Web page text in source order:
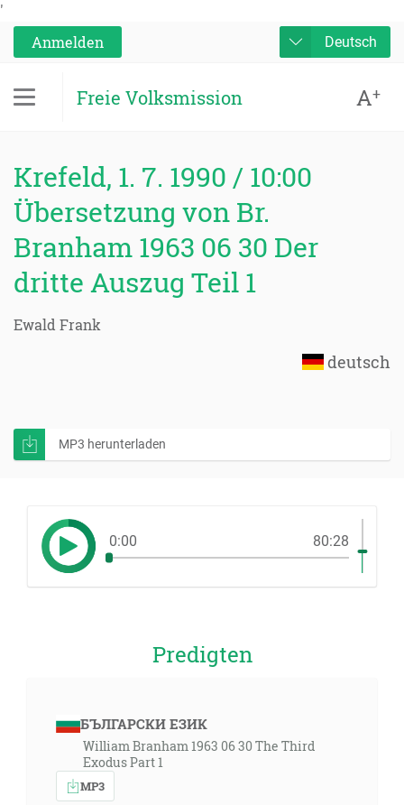
'
Anmelden
Deutsch
Freie Volksmission A+
Krefeld, 1. 7. 1990 / 10:00
Übersetzung von Br.
Branham 1963 06 30 Der
dritte Auszug Teil 1
Ewald Frank
deutsch
MP3 herunterladen
0:00 80:28
Predigten
БЪЛГАРСКИ ЕЗИК
William Branham 1963 06 30 The Third
Exodus Part 1
MP3